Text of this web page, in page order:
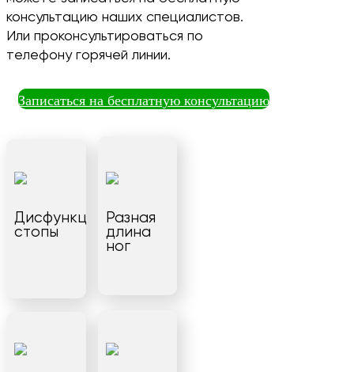
консультацию наших специалистов.
Или проконсультироваться по
телефону горячей линии.
Записаться на бесплатную консультацию
Дисфункция
стопы
Разная
длина
ног